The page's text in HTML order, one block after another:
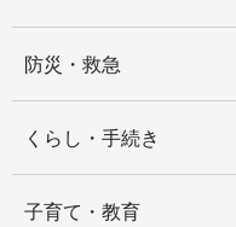
防災・救急
くらし・手続き
子育て・教育